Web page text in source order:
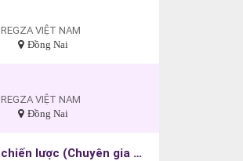
VIỆT NAM
Đồng Nai
VIỆT NAM
Đồng Nai
Chuyên gia bộ phận chiến lược (Chuyên gia bộ phận SPT)